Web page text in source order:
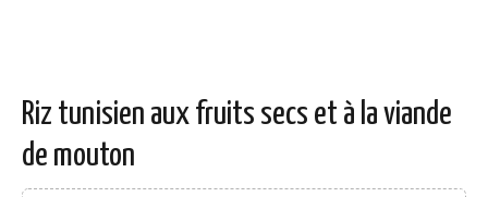
Riz tunisien aux fruits secs et à la viande
de mouton